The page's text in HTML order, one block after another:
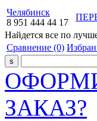
Челябинск
8 951 444 44 17
Найдется все по
Сравнение (0)
ЗАКАЗ?